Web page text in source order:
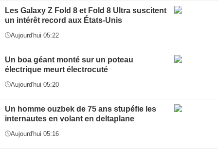
Les Galaxy Z Fold 8 et Fold 8 Ultra suscitent
un intérêt record aux États-Unis
Aujourd'hui 05:22
Un boa géant monté sur un poteau
électrique meurt électrocuté
Aujourd'hui 05:20
Un homme ouzbek de 75 ans stupéfie les
internautes en volant en deltaplane
Aujourd'hui 05:16